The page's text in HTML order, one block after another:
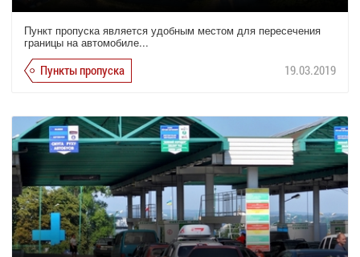
Пункт пропуска является удобным местом для пересечения
границы на автомобиле...
Пункты пропуска 19.03.2019